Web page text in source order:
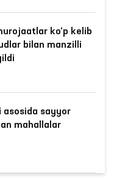
ko‘p kelib
bilan manzilli
asosida sayyor
mahallalar